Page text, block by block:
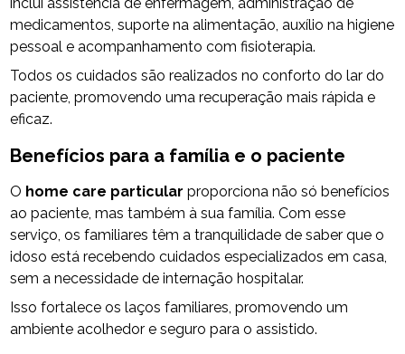
inclui assistência de enfermagem, administração de
medicamentos, suporte na alimentação, auxílio na higiene
pessoal e acompanhamento com fisioterapia.
Todos os cuidados são realizados no conforto do lar do
paciente, promovendo uma recuperação mais rápida e
eficaz.
Benefícios para a família e o paciente
O home care particular proporciona não só benefícios
ao paciente, mas também à sua família. Com esse
serviço, os familiares têm a tranquilidade de saber que o
idoso está recebendo cuidados especializados em casa,
sem a necessidade de internação hospitalar.
Isso fortalece os laços familiares, promovendo um
ambiente acolhedor e seguro para o assistido.